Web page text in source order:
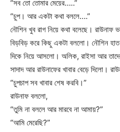
“সব তো তোমার মেয়ের…..”
“চুপ। আর একটা কথা বললে….”
নৌশিন খুব রাগ নিয়ে কথা বলেছে।
বিড়বিড় করে কিছু একটা বললো। নৌশিন হাত
দিকে নিয়ে আসলো। অলিক, রাইসা আর
সাদাদ আর রাউনাফের খাবার বেড়ে দিলো।
“চুপচাপ সব খাবার শেষ করবি।”
রাউনাফ বললো,
“তুমি না বললে আর মারবে না আমায়?”
“আমি মেরেছি?”